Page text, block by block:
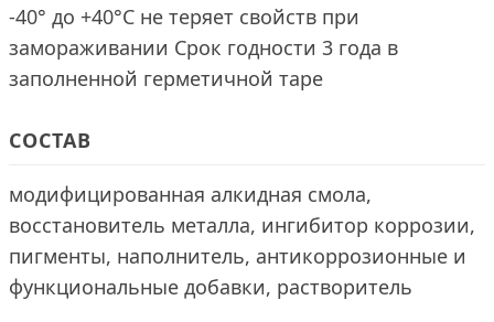
-40° до +40°С не теряет свойств при
замораживании Срок годности 3 года в
заполненной герметичной таре
СОСТАВ
модифицированная алкидная смола,
восстановитель металла, ингибитор коррозии,
пигменты, наполнитель, антикоррозионные и
функциональные добавки, растворитель